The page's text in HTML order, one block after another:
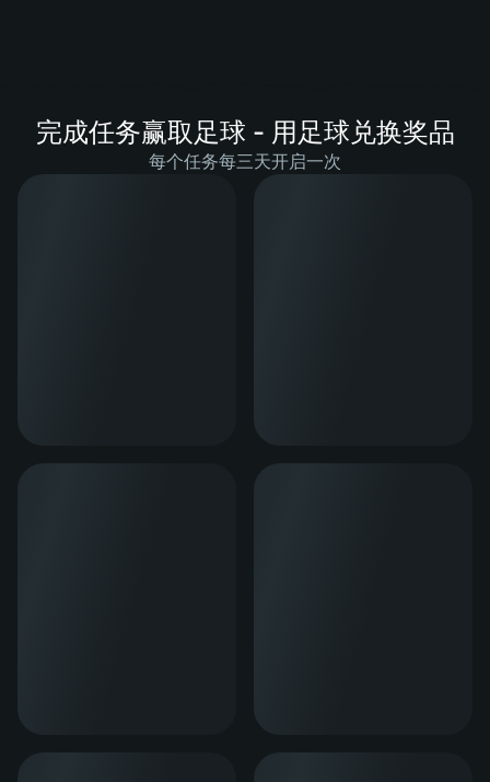
完成任务赢取足球 - 用足球兑换奖品
每个任务每三天开启一次